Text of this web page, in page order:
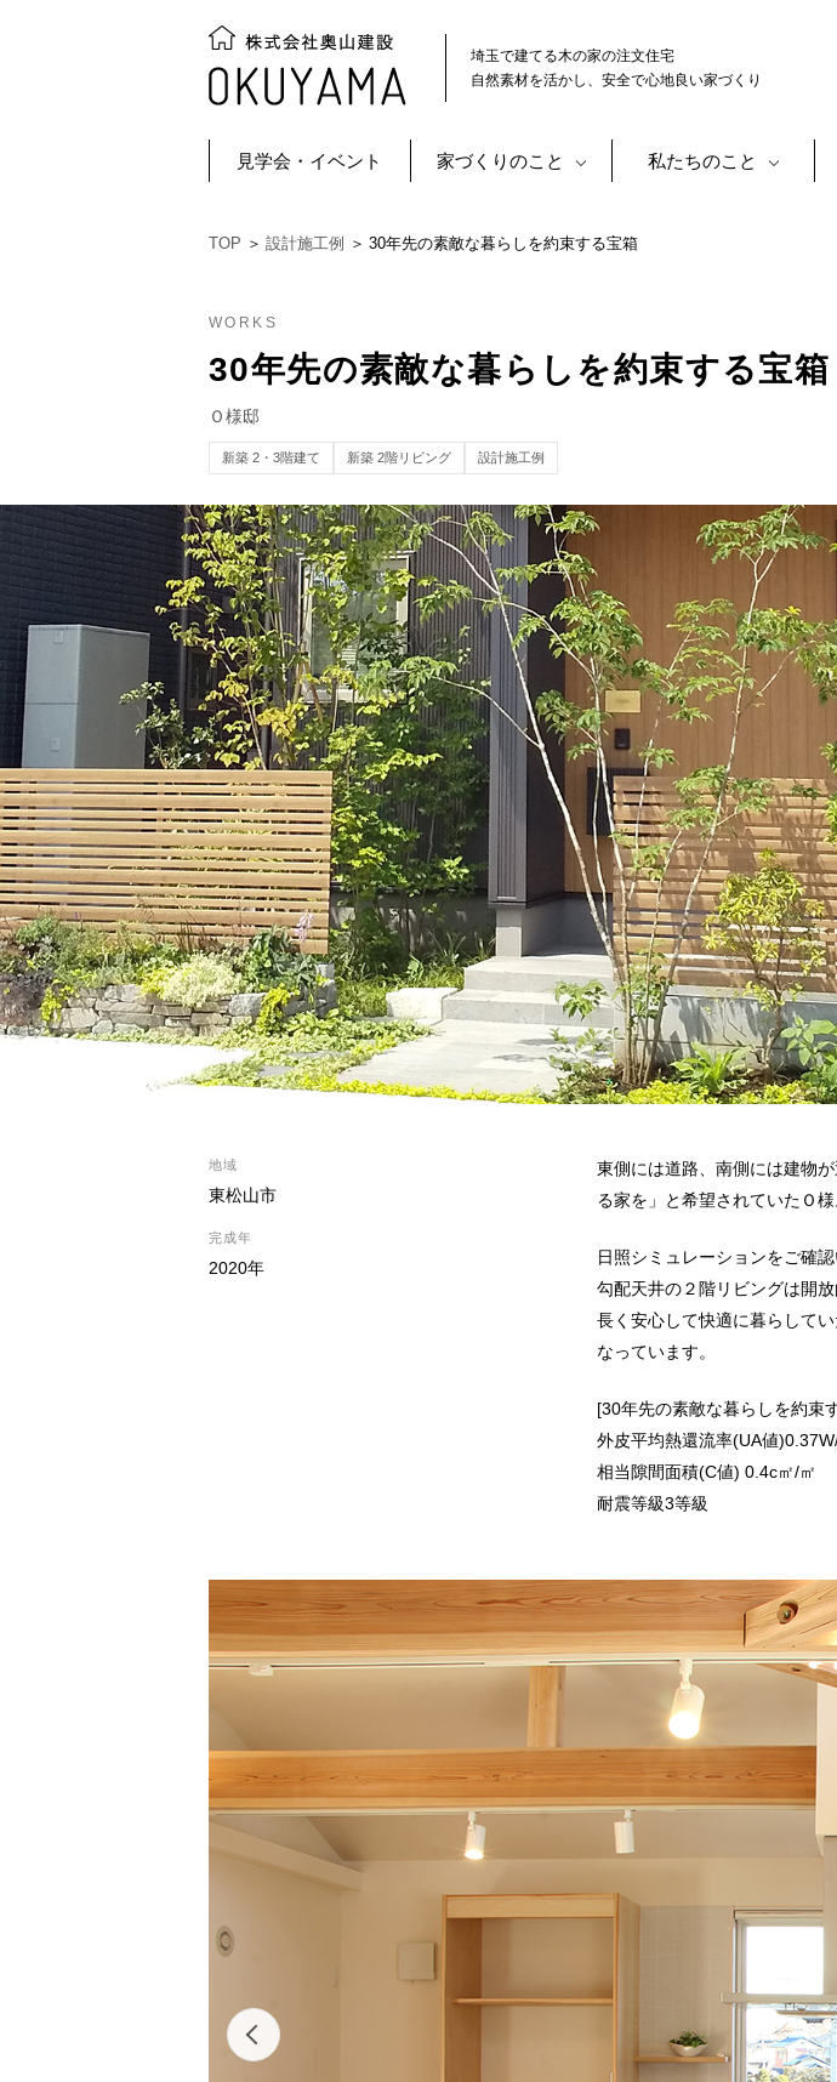
埼玉で建てる木の家の注文住宅
自然素材を活かし、安全で心地良い家づくり
見学会・イベント 家づくりのこと 私たちのこと
TOP ＞ 設計施工例 ＞ 30年先の素敵な暮らしを約束する宝箱
WORKS
30年先の素敵な暮らしを約束する宝箱
Ｏ様邸
新築 2・3階建て 新築 2階リビング 設計施工例
地域
東松山市
完成年
2020年
東側には道路、南側には建物
る家を」と希望されていたＯ様
日照シミュレーションをご確
勾配天井の２階リビングは開
長く安心して快適に暮らして
なっています。
[30年先の素敵な暮らしを約
外皮平均熱還流率(UA値
相当隙間面積(C値) 0.4c㎡/㎡
耐震等級3等級